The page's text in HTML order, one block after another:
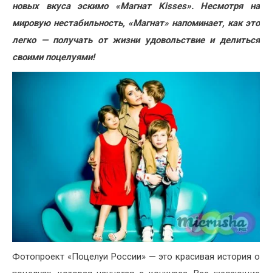
новых вкуса эскимо «Магнат Kisses». Несмотря на
мировую нестабильность, «Магнат» напоминает, как это
легко —получать от жизни удовольствие и делиться
своими поцелуями!
Фотопроект «Поцелуи России» — это красивая история о